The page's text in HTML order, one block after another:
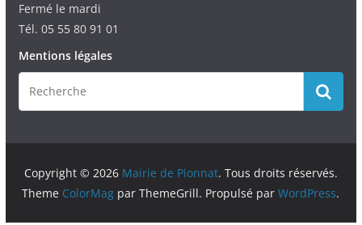
Fermé le mardi
Tél. 05 55 80 91 01
Mentions légales
Copyright © 2026 Mairie de Pionnat. Tous droits réservés.
Theme ColorMag par ThemeGrill. Propulsé parWordPress.